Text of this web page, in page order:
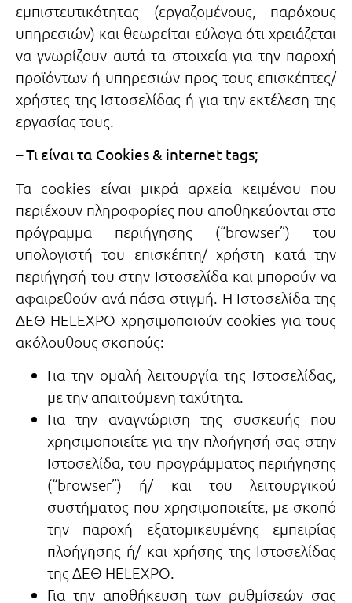
εμπιστευτικότητας (εργαζομένους, παρόχους
υπηρεσιών) και θεωρείται εύλογα ότι χρειάζεται
να γνωρίζουν αυτά τα στοιχεία για την παροχή
προϊόντων ή υπηρεσιών προς τους επισκέπτες/
χρήστες της Ιστοσελίδας ή για την εκτέλεση της
εργασίας τους.
– Τι είναι τα Cookies & internet tags;
Τα cookies είναι μικρά αρχεία κειμένου που
περιέχουν πληροφορίες που αποθηκεύονται στο
πρόγραμμα περιήγησης (“browser”) του
υπολογιστή του επισκέπτη/ χρήστη κατά την
περιήγησή του στην Ιστοσελίδα και μπορούν να
αφαιρεθούν ανά πάσα στιγμή. Η Ιστοσελίδα της
ΔΕΘ HELEXPO χρησιμοποιούν cookies για τους
ακόλουθους σκοπούς:
Για την ομαλή λειτουργία της Ιστοσελίδας,
με την απαιτούμενη ταχύτητα.
Για την αναγνώριση της συσκευής που
χρησιμοποιείτε για την πλοήγησή σας στην
Ιστοσελίδα, του προγράμματος περιήγησης
(“browser”) ή/ και του λειτουργικού
συστήματος που χρησιμοποιείτε, με σκοπό
την παροχή εξατομικευμένης εμπειρίας
πλοήγησης ή/ και χρήσης της Ιστοσελίδας
της ΔΕΘ HELEXPO.
Για την αποθήκευση των ρυθμίσεών σας